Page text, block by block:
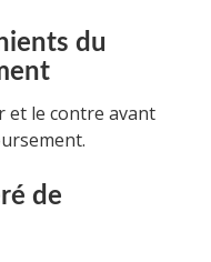
du
et le contre avant
de